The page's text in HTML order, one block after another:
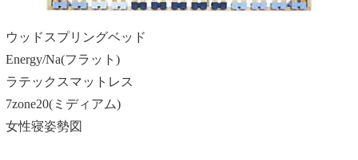
ウッドスプリングベッド
Energy/Na(フラット)
ラテックスマットレス
7zone20(ミディアム)
女性寝姿勢図